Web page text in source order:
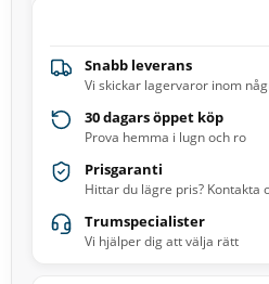
Snabb leverans
Vi skickar lagervaror inom
30 dagars öppet köp
Prova hemma i lugn och ro
Prisgaranti
Hittar du lägre pris? Kontakta
Trumspecialister
Vi hjälper dig att välja rätt